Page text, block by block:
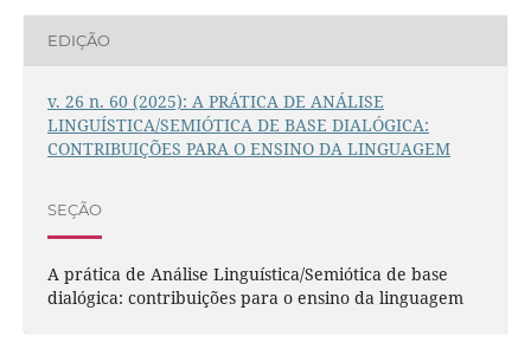
EDIÇÃO
v. 26 n. 60 (2025): A PRÁTICA DE ANÁLISE
LINGUÍSTICA/SEMIÓTICA DE BASE DIALÓGICA:
CONTRIBUIÇÕES PARA O ENSINO DA LINGUAGEM
SEÇÃO
A prática de Análise Linguística/Semiótica de base
dialógica: contribuições para o ensino da linguagem